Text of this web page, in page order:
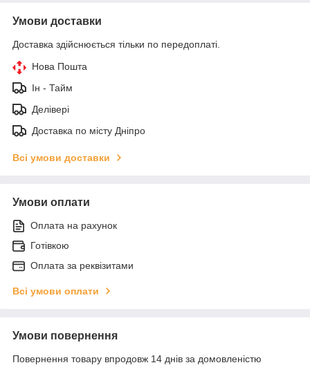
Умови доставки
Доставка здійснюється тільки по передоплаті.
Нова Пошта
Ін - Тайм
Делівері
Доставка по місту Дніпро
Всі умови доставки
Умови оплати
Оплата на рахунок
Готівкою
Оплата за реквізитами
Всі умови оплати
Умови повернення
Повернення товару впродовж 14 днів за домовленістю